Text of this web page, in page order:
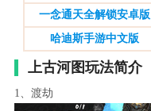
一念通天全解锁安卓版
哈迪斯手游中文版
上古河图玩法简介
1、渡劫